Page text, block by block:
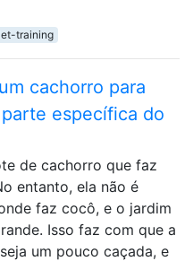
training
cachorro para
específica do
de cachorro que faz
entanto, ela não é
faz cocô, e o jardim
Isso faz com que a
um pouco caçada, e